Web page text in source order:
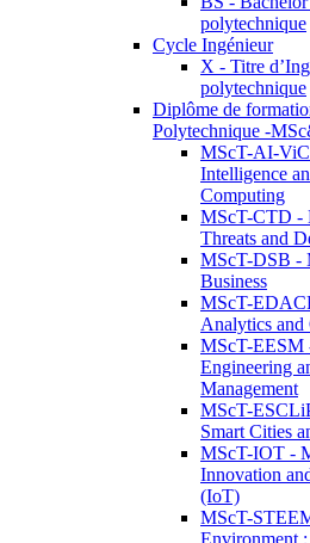
polytechnique
Cycle Ingénieur
X - Titre
polytechnique
Diplôme de
Polytechnique -
MScT-AI-
Intelligence
Computing
MScT-CTD -
Threats and
MScT-DSB -
Business
MScT-
Analytics and
MScT-EESM
Engineering
Management
MScT-
Smart Cities
MScT-IOT -
Innovation
(IoT)
MScT-
Environment